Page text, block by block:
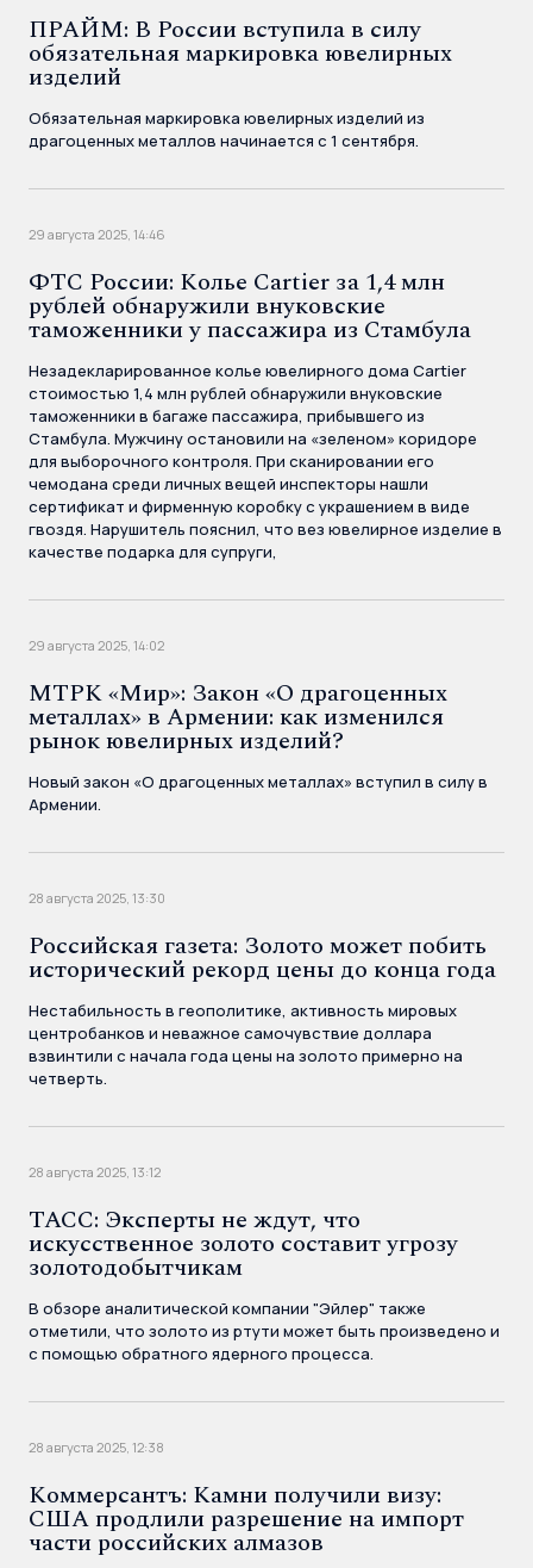
ПРАЙМ: В России вступила в силу
обязательная маркировка ювелирных
изделий
Обязательная маркировка ювелирных изделий из
драгоценных металлов начинается с 1 сентября.
29 августа 2025, 14:46
ФТС России: Колье Cartier за 1,4 млн
рублей обнаружили внуковские
таможенники у пассажира из Стамбула
Незадекларированное колье ювелирного дома Cartier
стоимостью 1,4 млн рублей обнаружили внуковские
таможенники в багаже пассажира, прибывшего из
Стамбула. Мужчину остановили на «зеленом» коридоре
для выборочного контроля. При сканировании его
чемодана среди личных вещей инспекторы нашли
сертификат и фирменную коробку с украшением в виде
гвоздя. Нарушитель пояснил, что вез ювелирное изделие в
качестве подарка для супруги,
29 августа 2025, 14:02
МТРК «Мир»: Закон «О драгоценных
металлах» в Армении: как изменился
рынок ювелирных изделий?
Новый закон «О драгоценных металлах» вступил в силу в
Армении.
28 августа 2025, 13:30
Российская газета: Золото может побить
исторический рекорд цены до конца года
Нестабильность в геополитике, активность мировых
центробанков и неважное самочувствие доллара
взвинтили с начала года цены на золото примерно на
четверть.
28 августа 2025, 13:12
ТАСС: Эксперты не ждут, что
искусственное золото составит угрозу
золотодобытчикам
В обзоре аналитической компании "Эйлер" также
отметили, что золото из ртути может быть произведено и
с помощью обратного ядерного процесса.
28 августа 2025, 12:38
Коммерсантъ: Камни получили визу:
США продлили разрешение на импорт
части российских алмазов